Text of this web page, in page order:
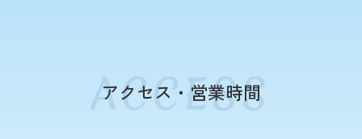
アクセス・営業時間